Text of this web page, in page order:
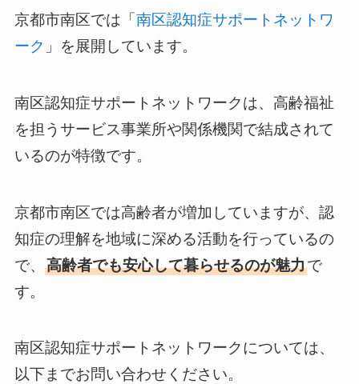
京都市南区では「 南区認知症サポートネットワ
ーク 」を展開しています。
南区認知症サポートネットワークは、高齢福祉
を担うサービス事業所や関係機関で結成されて
いるのが特徴です。
京都市南区では高齢者が増加していますが、認
知症の理解を地域に深める活動を行っているの
で、 高齢者でも安心して暮らせるのが魅力で
す。
南区認知症サポートネットワークについては、
以下までお問い合わせください。